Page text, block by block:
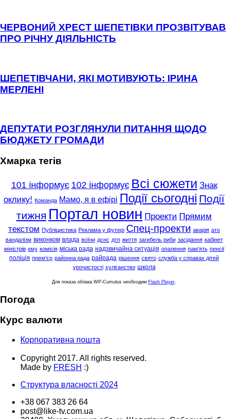
ЧЕРВОНИЙ ХРЕСТ ШЕПЕТІВКИ ПРОЗВІТУВАВ
ПРО РІЧНУ ДІЯЛЬНІСТЬ
ШЕПЕТІВЧАНИ, ЯКІ МОТИВУЮТЬ: ІРИНА
МЕРЛЕНІ
ДЕПУТАТИ РОЗГЛЯНУЛИ ПИТАННЯ ЩОДО
БЮДЖЕТУ ГРОМАДИ
Хмарка тегів
101 інформує 102 інформує Всі сюжети Знак
оклику! Команда Мамо, я в ефірі Події сьогодні Події
тижня Портал новин Проекти Прямим
текстом Публіцистика Реклама у футері Спец-проекти аварія ато
вандалізм виконком влада воїни дснс дтп життя загибель риби засідання кабінет
міністрів кму комісія міська рада надзвичайна ситуація опалення пам'ять пенсії
поліція прем'єр районна рада райрада рішення свято служба у справах дітей
урочистості хуліганство школа
Для показа облака WP-Cumulus необходим Flash Player
Погода
Курс валюти
Корпоративна пошта
Copyright 2017. All rights reserved.
Made by FRESH :)
Структура власності 2024
+38 067 383 26 64
post@like-tv.com.ua